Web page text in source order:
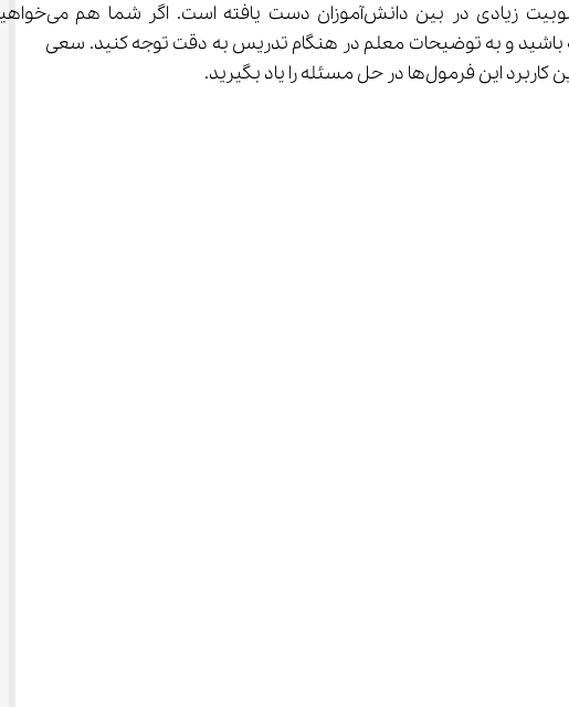
باشید و به توضیحات معلم در هنگام تدریس به دقت توجه کنید. سعی
مسئله را یاد بگیرید.